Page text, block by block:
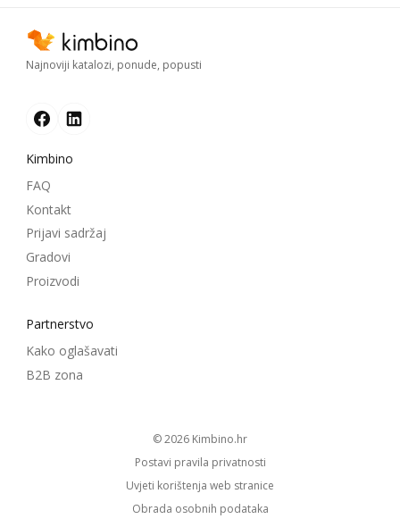
Najnoviji katalozi, ponude, popusti
Kimbino
FAQ
Kontakt
Prijavi sadržaj
Gradovi
Proizvodi
Partnerstvo
Kako oglašavati
B2B zona
© 2026
kimbino.hr
Postavi pravila privatnosti
Uvjeti korištenja web stranice
Obrada osobnih podataka